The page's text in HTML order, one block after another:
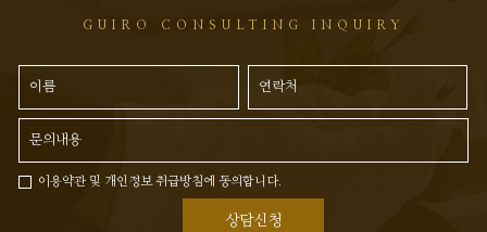
GUIRO CONSULTING INQUIRY
상담신청
이용약관 및 개인정보 취급방침에 동의합니다.